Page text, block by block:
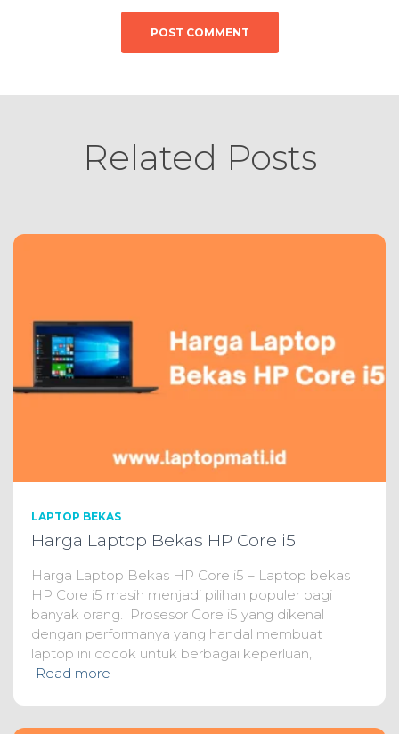
Related Posts
LAPTOP BEKAS
Harga Laptop Bekas HP Core i5
Harga Laptop Bekas HP Core i5 – Laptop bekas
HP Core i5 masih menjadi pilihan populer bagi
banyak orang. Prosesor Core i5 yang dikenal
dengan performanya yang handal membuat
laptop ini cocok untuk berbagai keperluan,
Read more